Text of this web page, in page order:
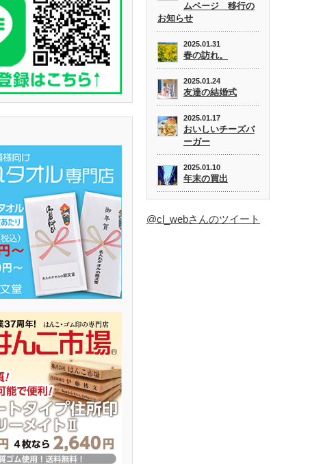
ムページ 移行の
お知らせ
2025.01.31
春の訪れ。
2025.01.24
友達の結婚式
2025.01.17
おいしいチーズバ
ーガー
2025.01.10
年末の買出
@cl_webさんのツイート